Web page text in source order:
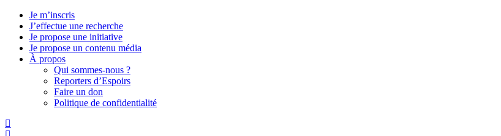
Je m’inscris
J’effectue une recherche
Je propose une initiative
Je propose un contenu média
À propos
Qui sommes-nous ?
Reporters d’Espoirs
Faire un don
Politique de confidentialité